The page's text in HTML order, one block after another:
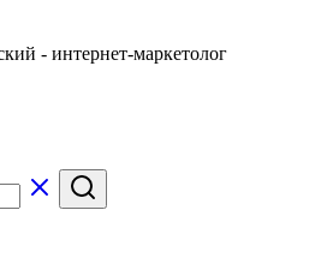
- интернет-маркетолог